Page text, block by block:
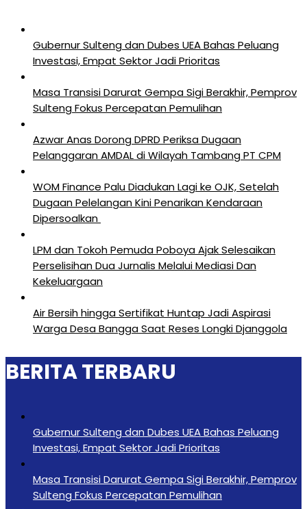
Gubernur Sulteng dan Dubes UEA Bahas Peluang
Investasi, Empat Sektor Jadi Prioritas
Masa Transisi Darurat Gempa Sigi Berakhir, Pemprov
Sulteng Fokus Percepatan Pemulihan
Azwar Anas Dorong DPRD Periksa Dugaan
Pelanggaran AMDAL di Wilayah Tambang PT CPM
‎WOM Finance Palu Diadukan Lagi ke OJK, Setelah
Dugaan Pelelangan Kini Penarikan Kendaraan
Dipersoalkan ‎
LPM dan Tokoh Pemuda Poboya Ajak Selesaikan
Perselisihan Dua Jurnalis Melalui Mediasi Dan
Kekeluargaan
Air Bersih hingga Sertifikat Huntap Jadi Aspirasi
Warga Desa Bangga Saat Reses Longki Djanggola
BERITA TERBARU
Gubernur Sulteng dan Dubes UEA Bahas Peluang
Investasi, Empat Sektor Jadi Prioritas
Masa Transisi Darurat Gempa Sigi Berakhir, Pemprov
Sulteng Fokus Percepatan Pemulihan